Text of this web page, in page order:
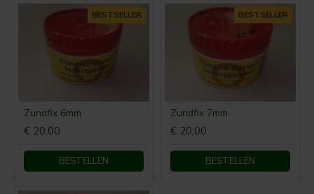
BESTSELLER
Zundfix 6mm
€ 20,00
BESTELLEN
BESTSELLER
Zundfix 7mm
€ 20,00
BESTELLEN